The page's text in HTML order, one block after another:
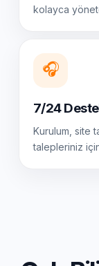
kolayca
🎧
7/24
Kurulum, site
talepleriniz